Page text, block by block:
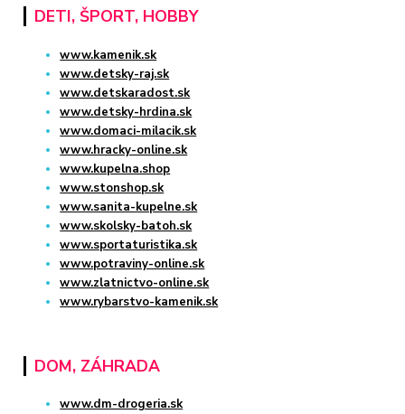
DETI, ŠPORT, HOBBY
www.kamenik.sk
www.detsky-raj.sk
www.detskaradost.sk
www.detsky-hrdina.sk
www.domaci-milacik.sk
www.hracky-online.sk
www.kupelna.shop
www.stonshop.sk
www.sanita-kupelne.sk
www.skolsky-batoh.sk
www.sportaturistika.sk
www.potraviny-online.sk
www.zlatnictvo-online.sk
www.rybarstvo-kamenik.sk
DOM, ZÁHRADA
www.dm-drogeria.sk